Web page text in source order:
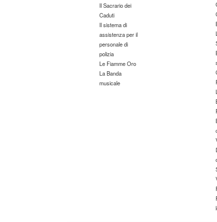
Il Sacrario dei
Caduti
Il sistema di
assistenza per il
personale di
polizia
Le Fiamme Oro
La Banda
musicale